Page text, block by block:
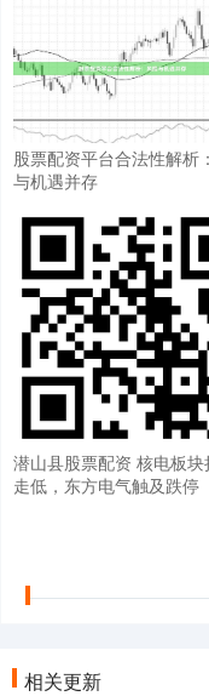
股票配资平台合法性解析
与机遇并存
潜山县股票配资 核电板块
走低，东方电气触及跌停
相关更新